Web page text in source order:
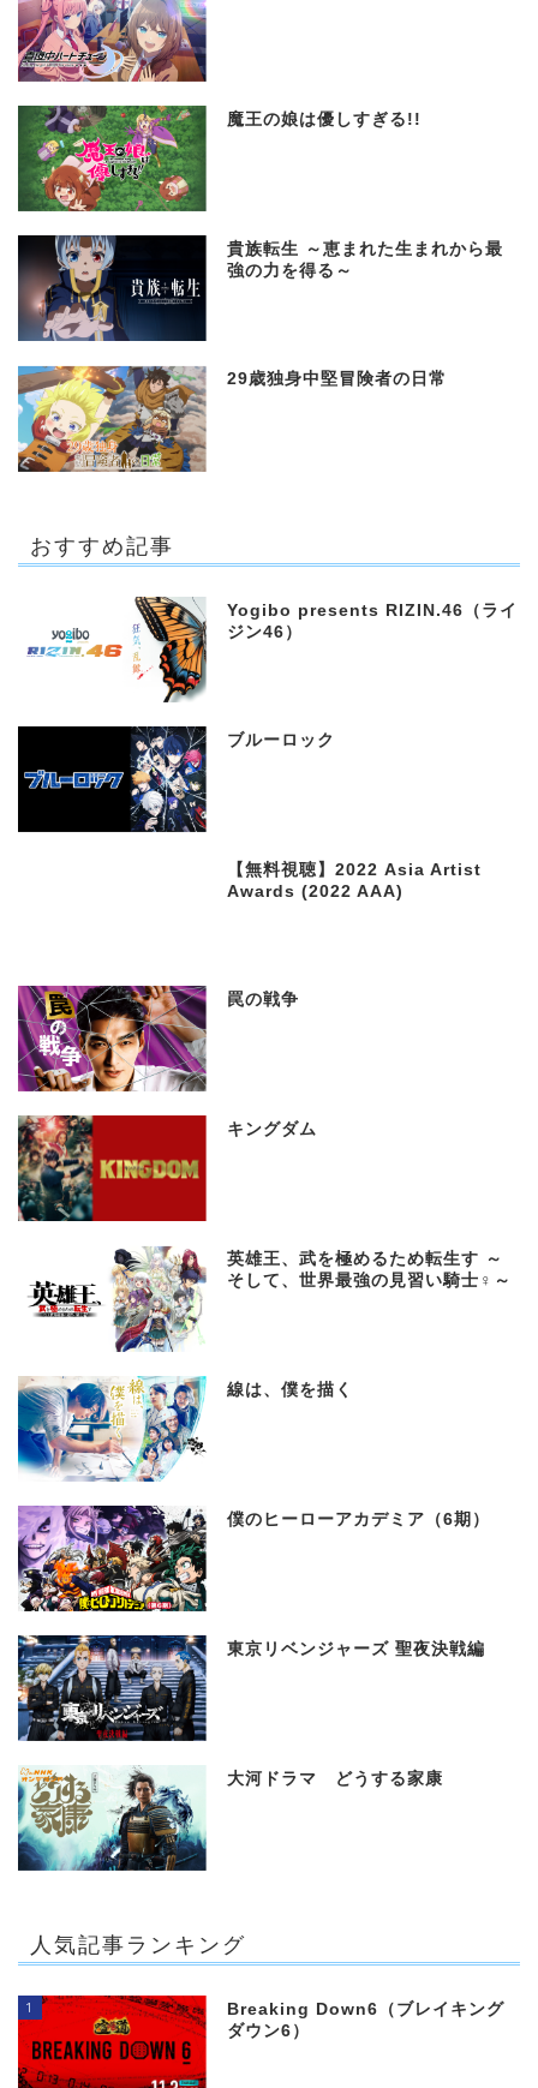
魔王の娘は優しすぎる!!
貴族転生 ～恵まれた生まれから最
強の力を得る～
29歳独身中堅冒険者の日常
おすすめ記事
Yogibo presents RIZIN.46（ライ
ジン46）
ブルーロック
【無料視聴】2022 Asia Artist
Awards (2022 AAA)
罠の戦争
キングダム
英雄王、武を極めるため転生す ～
そして、世界最強の見習い騎士♀～
線は、僕を描く
僕のヒーローアカデミア（6期）
東京リベンジャーズ 聖夜決戦編
大河ドラマ どうする家康
人気記事ランキング
1
Breaking Down6（ブレイキング
ダウン6）